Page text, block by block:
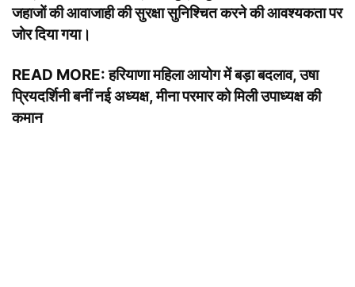
जहाजों की आवाजाही की सुरक्षा सुनिश्चित करने की आवश्यकता पर
जोर दिया गया।
READ MORE:हरियाणा महिला आयोग में बड़ा बदलाव, उषा
प्रियदर्शिनी बनीं नई अध्यक्ष, मीना परमार को मिली उपाध्यक्ष की
कमान